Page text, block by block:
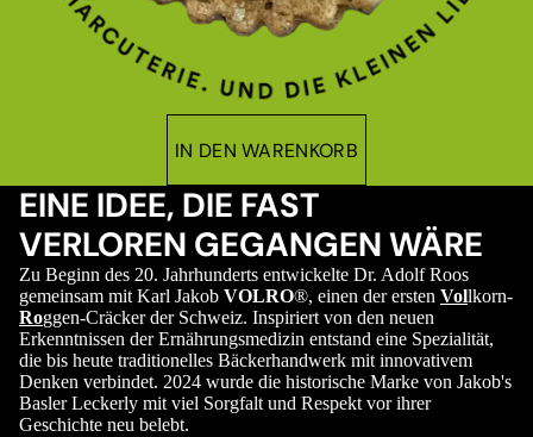
IN DEN WARENKORB
EINE IDEE, DIE FAST
VERLOREN GEGANGEN WÄRE
Zu Beginn des 20. Jahrhunderts entwickelte Dr. Adolf Roos
gemeinsam mit Karl Jakob VOLRO®, einen der ersten Vollkorn-
Roggen-Cräcker der Schweiz. Inspiriert von den neuen
Erkenntnissen der Ernährungsmedizin entstand eine Spezialität,
die bis heute traditionelles Bäckerhandwerk mit innovativem
Denken verbindet. 2024 wurde die historische Marke von Jakob's
Basler Leckerly mit viel Sorgfalt und Respekt vor ihrer
Geschichte neu belebt.